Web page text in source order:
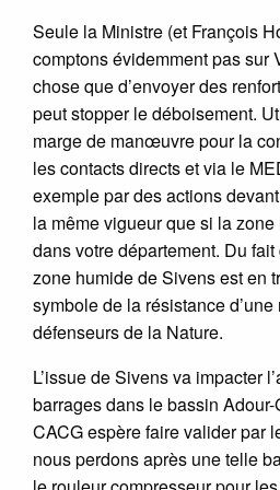
Seule la Ministre (et François
comptons évidemment pas sur
chose que d’envoyer des
peut stopper le déboisement.
marge de manœuvre pour la
les contacts directs et via le
exemple par des actions
la même vigueur que si la
dans votre département. Du
zone humide de Sivens est en
symbole de la résistance
défenseurs de la Nature.
L’issue de Sivens va impacter
barrages dans le bassin
CACG espère faire valider par
nous perdons après une telle